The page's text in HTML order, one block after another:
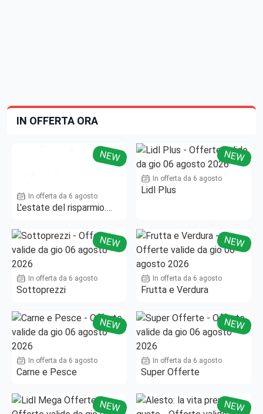
IN OFFERTA ORA
NEW
In offerta da 6 agosto
L'estate del risparmio.
NEW
In offerta da 6 agosto
Lidl Plus
NEW
In offerta da 6 agosto
Sottoprezzi
NEW
In offerta da 6 agosto
Frutta e Verdura
NEW
In offerta da 6 agosto
Carne e Pesce
NEW
In offerta da 6 agosto
Super Offerte
NEW NEW